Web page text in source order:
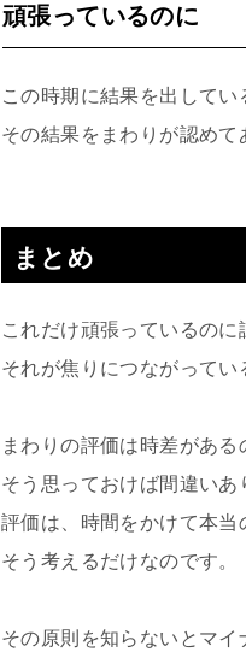
頑張っているのに
この時期に結果を出してい
その結果をまわりが認めて
まとめ
これだけ頑張っているのに
それが焦りにつながってい
まわりの評価は時差がある
そう思っておけば間違いあ
評価は、時間をかけて本当
そう考えるだけなのです。
その原則を知らないとマ